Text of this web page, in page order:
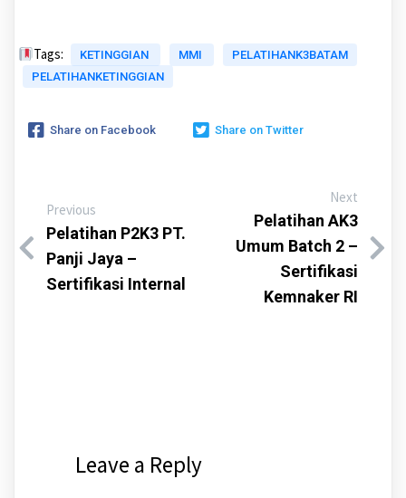
Tags: KETINGGIAN MMI
PELATIHANK3BATAM
PELATIHANKETINGGIAN
Share on Facebook Share on Twitter
Previous
Pelatihan P2K3 PT.
Panji Jaya –
Sertifikasi Internal
Next
Pelatihan AK3
Umum Batch 2 –
Sertifikasi
Kemnaker RI
Leave a Reply